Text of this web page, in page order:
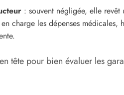
: souvent négligée, elle
charge les dépenses
tête pour bien évaluer les